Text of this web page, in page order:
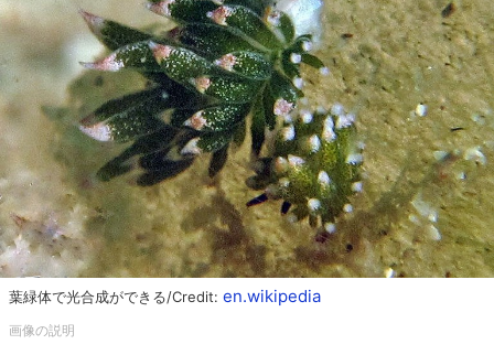
葉緑体で光合成ができる/Credit: en.wikipedia